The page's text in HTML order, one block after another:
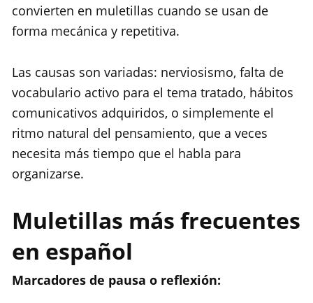
convierten en muletillas cuando se usan de
forma mecánica y repetitiva.
Las causas son variadas: nerviosismo, falta de
vocabulario activo para el tema tratado, hábitos
comunicativos adquiridos, o simplemente el
ritmo natural del pensamiento, que a veces
necesita más tiempo que el habla para
organizarse.
Muletillas más frecuentes
en español
Marcadores de pausa o reflexión: